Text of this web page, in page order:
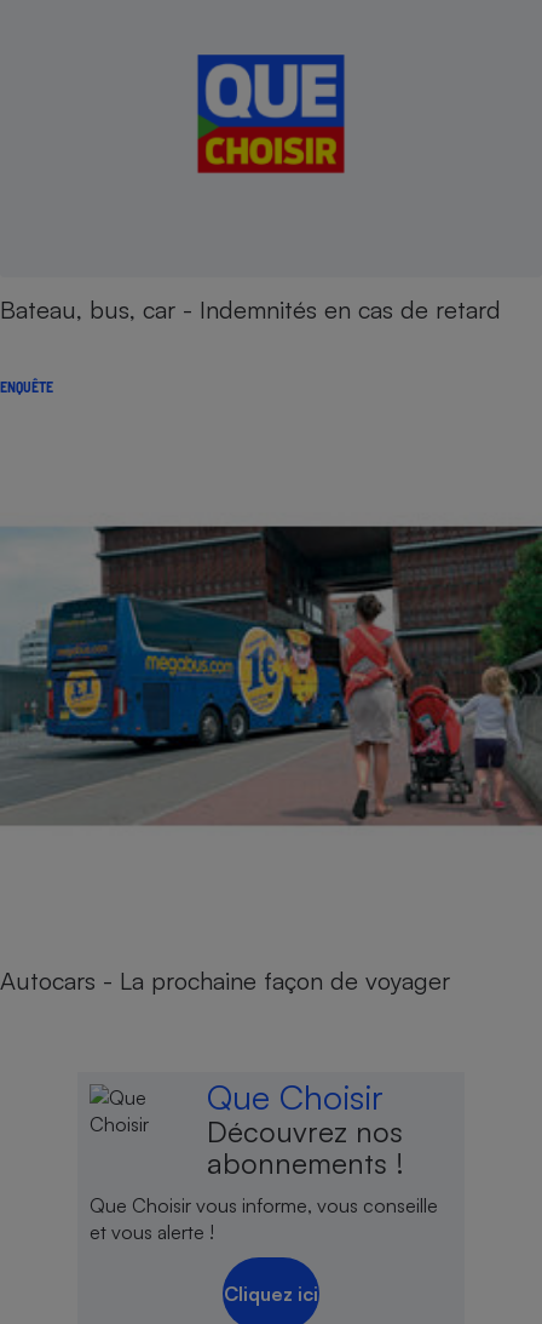
Bateau, bus, car - Indemnités en cas de retard
ENQUÊTE
Autocars - La prochaine façon de voyager
Que Choisir
Découvrez nos
abonnements !
Que Choisir vous informe, vous conseille
et vous alerte !
Cliquez ici